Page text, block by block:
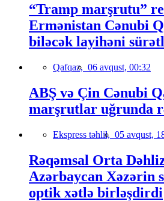
“Tramp marşrutu”
Ermənistan Cənubi
biləcək layihəni
Qafqaz, 06 avqust, 00:32
ABŞ və Çin Cənubi
marşrutlar uğrunda
Ekspress təhlil, 05 avqust,
Rəqəmsal Orta
Azərbaycan Xəzərin
optik xətlə birləşdirdi